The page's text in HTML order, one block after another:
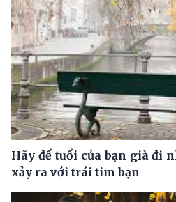
Hãy để tuổi của bạn già đi
xảy ra với trái tim bạn